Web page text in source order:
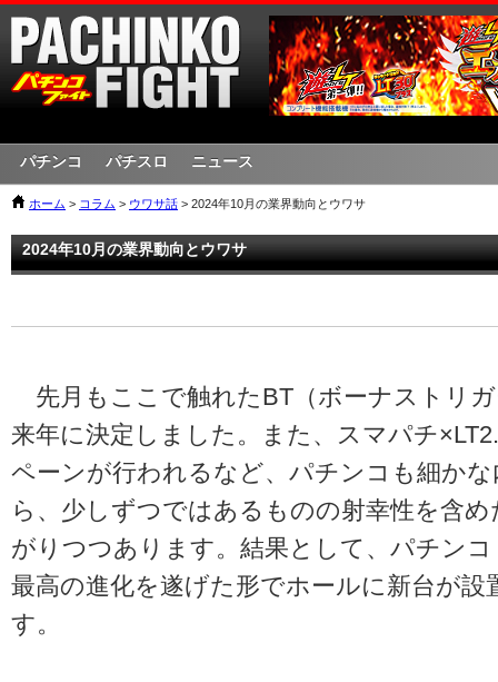
パチンコ パチスロ ニュース
ホーム > コラム > ウワサ話 > 2024年10月の業界動向とウワサ
2024年10月の業界動向とウワサ
先月もここで触れたBT（ボーナストリ
来年に決定しました。また、スマパチ
ペーンが行われるなど、パチンコも細か
ら、少しずつではあるものの射幸性を含
がりつつあります。結果として、パチン
最高の進化を遂げた形でホールに新台が設
す。